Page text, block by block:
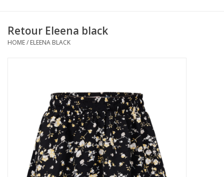
Baby
Schoenen en Tassen
Speelgoed
Retour Eleena black
HOME/ ELEENA BLACK